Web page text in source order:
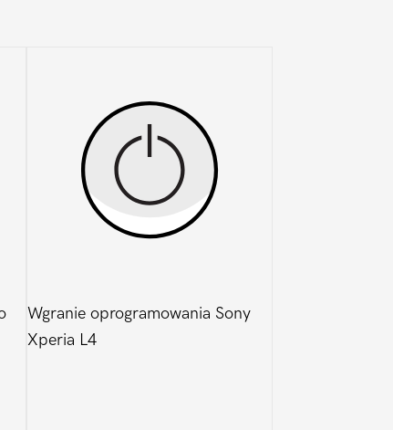
Wgranie oprogramowania Sony
Xperia L4